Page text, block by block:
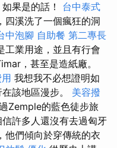
果是的話！ 台中泰式
四溪洗了一個瘋狂的洞
中泡腳 自助餐 第二專長
工業用途，並且有行會
，甚至是造紙廠。
我想我不必想證明如
該地區漫步。 美容撥
Zemple的藍色徒步旅
許多人還沒有去過匈牙
他們傾向於穿傳統的衣